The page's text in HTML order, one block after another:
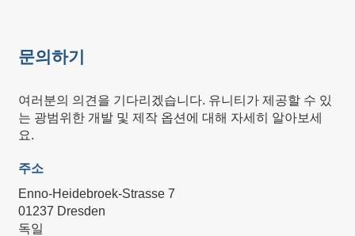
문의하기
여러분의 의견을 기다리겠습니다. 유니티가 제공할 수 있
는 광범위한 개발 및 제작 옵션에 대해 자세히 알아보세
요.
주소
Enno-Heidebroek-Strasse 7
01237 Dresden
독일